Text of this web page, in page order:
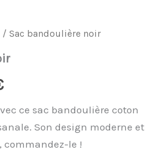
/ Sac bandoulière noir
ce sac bandoulière coton
Son design moderne et
commandez-le !